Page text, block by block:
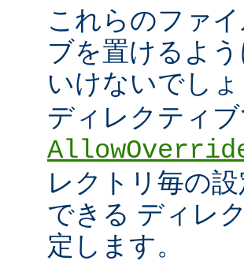
これらのファ
ブを置けるよ
いけないでし
ディレクティ
レクトリ毎の
できる ディレ
定します。